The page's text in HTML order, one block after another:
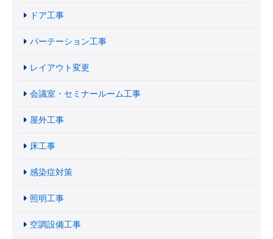
ドア工事
パーテーション工事
レイアウト変更
会議室・セミナールーム工事
屋外工事
床工事
感染症対策
照明工事
空調設備工事